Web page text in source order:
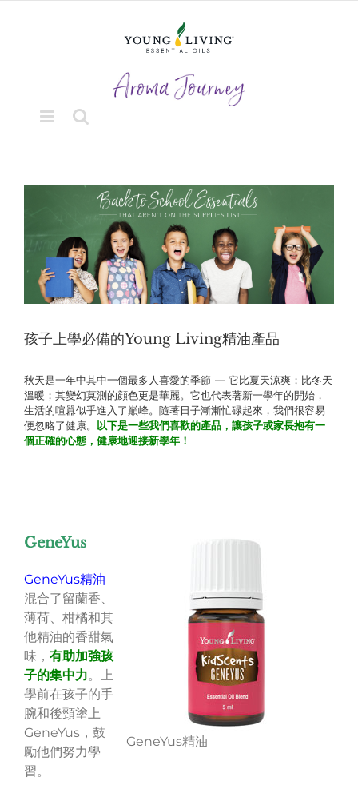
Image
孩子上學必備的Young Living精油產品
秋天是一年中其中一個最多人喜愛的季節 — 它比夏天涼爽；比冬天
溫暖；其變幻莫測的顔色更是華麗。它也代表著新一學年的開始，
生活的喧囂似乎進入了巔峰。隨著日子漸漸忙碌起來，我們很容易
便忽略了健康。 以下是一些我們喜歡的產品，讓孩子或家長抱有一
個正確的心態，健康地迎接新學年！
GeneYus精油
GeneYus
GeneYus精油
混合了留蘭香、
薄荷、柑橘和其
他精油的香甜氣
味， 有助加強孩
子的集中力。上
學前在孩子的手
腕和後頸塗上
GeneYus，鼓
勵他們努力學
習。